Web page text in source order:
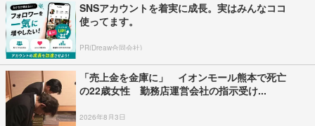
SNSアカウントを着実に成長。実はみんなココ
使ってます。
PR(Dreaw合同会社)
「売上金を金庫に」 イオンモール熊本で死亡
の22歳女性 勤務店運営会社の指示受け...
2026年8月3日